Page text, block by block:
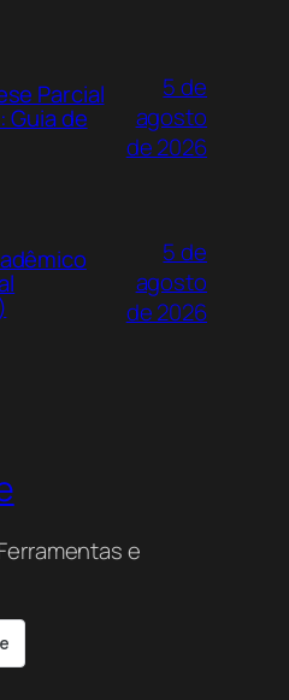
Parcial
Guia de
5 de
agosto
de 2026
5 de
agosto
de 2026
e